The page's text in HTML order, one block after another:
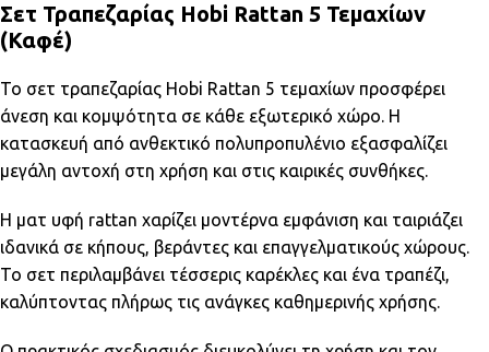
Σετ Τραπεζαρίας Hobi Rattan 5 Τεμαχίων
(Καφέ)
Το σετ τραπεζαρίας Hobi Rattan 5 τεμαχίων προσφέρει
άνεση και κομψότητα σε κάθε εξωτερικό χώρο. Η
κατασκευή από ανθεκτικό πολυπροπυλένιο εξασφαλίζει
μεγάλη αντοχή στη χρήση και στις καιρικές συνθήκες.
Η ματ υφή rattan χαρίζει μοντέρνα εμφάνιση και ταιριάζει
ιδανικά σε κήπους, βεράντες και επαγγελματικούς χώρους.
Το σετ περιλαμβάνει τέσσερις καρέκλες και ένα τραπέζι,
καλύπτοντας πλήρως τις ανάγκες καθημερινής χρήσης.